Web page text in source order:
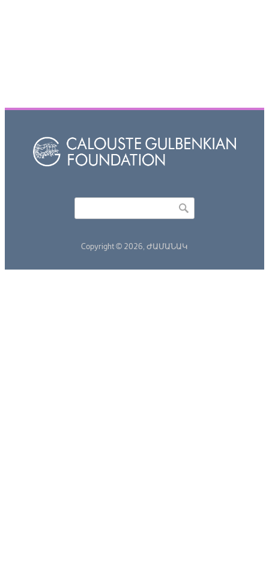
Copyright © 2026, ԺԱՄԱՆԱԿ